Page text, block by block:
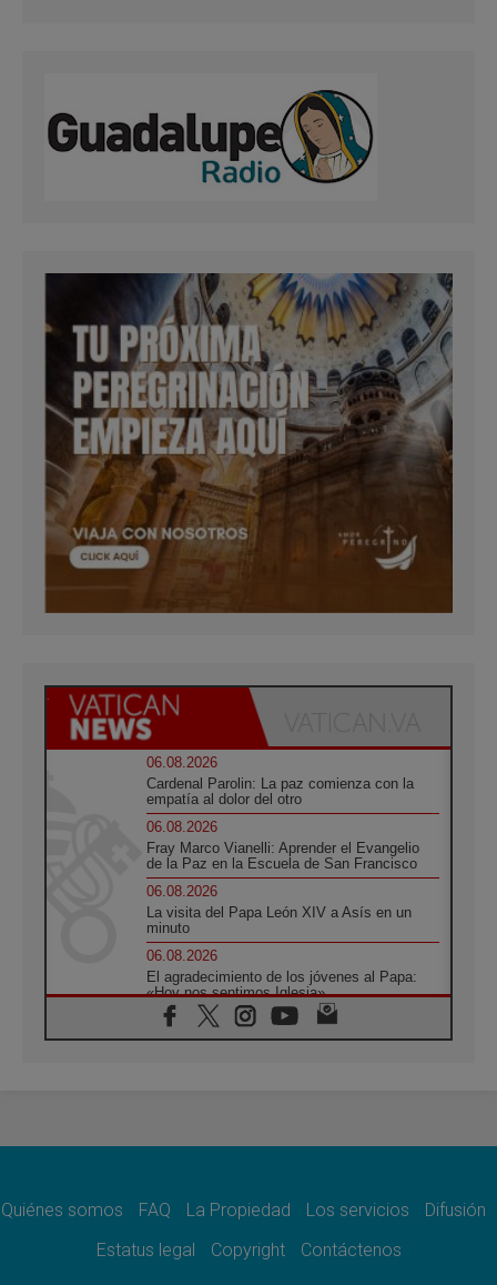
06.08.2026
Cardenal Parolin: La paz comienza con la
empatía al dolor del otro
06.08.2026
Fray Marco Vianelli: Aprender el Evangelio
de la Paz en la Escuela de San Francisco
06.08.2026
La visita del Papa León XIV a Asís en un
minuto
06.08.2026
El agradecimiento de los jóvenes al Papa:
«Hoy nos sentimos Iglesia»
06.08.2026
Líbano: Reanudan los coloquios en Roma en
paz
Sturla: La visita de León XIV será una buena
Quiénes somos FAQ La Propiedad Los servicios
Difusión
Estatus legal
Copyright Contáctenos